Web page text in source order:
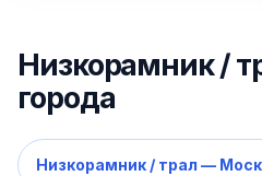
Низкорамник /
города
Низкорамник / трал —